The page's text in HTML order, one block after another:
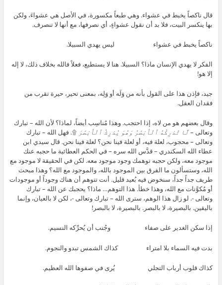
قال ناكصاً يخبط في عشواء. وهي طبعاً مكسورة، في الأصل هي عشواءَ، ولكن
بها ينكسر البيت، فلا بد أن نقول عشواءٍ، أي نصرفها، مع أنها لا تنصرف.
ناكصاً يخبط في عشواء ليس يهدي السبيلا.
الفكر لا يهدي الإنسان ماذا؟ السبيلا. هنا لا يستطيع، فعلاً فالله بخلاف ذلك، لا إله
إلا هو!
جيد، فإذن هذا على القول بأنه من وَلَه أو وَلِه، بمعنى تحير، حيرة تقرب من
فقدان العقل.
وقال بعضهم هو من لاه، إذا احتجب. وهذا مُناسِب أيضاً، لماذا؟ لأن الله – تبارك
وتعالى –لَّا تُدْرِكُهُ ٱلْأَبْصَٰرُ وَهُوَ يُدْرِكُ ٱلْأَبْصَٰرَ ۩. فهل الله – تبارك
وتعالى – محجوب، لعلة فيه، أو لعلة فينا نحن؟ لعلة فينا نحن. قال سيدي ابن
عطاء الله السكندري – قدَّس الله سره – في الحكم العطائية ما حجبه عنك
موجود معه، ولكن حجبه توهمك وجود موجود معه. لكن في الحقيقة لا موجود مع
الله، وستسألون ما الفرق بين الموجود بالله، والموجود مع الله؟ وهذا مبحث
طريف جداً جداً، سنخوض فيه بُعيد قليل. أنت تتوهم أن هناك وجوداً أو موجودات
أو مُكوَّنات مع الله، وهذا خطأ. هذا التوهم… ماذا؟ يحجبك عن الله – تبارك
وتعالى -. لو زال هذا الوهم، سترى الله – تبارك وتعالى -، لكن لا بالعيان، وإنما
باليقين. بالبصيرة، لا بالبصر. بالبصيرة، لا بالبصر!
إذا سكن الغدير على صفاء وجُنب أن يُحرِّكه النسيم.
بدت فيه السماء بلا امتراء كذاك الشمس تبدو والنجوم.
كذاك قلوب أرباب التجلي يُرى في صفوها الله العظيم.